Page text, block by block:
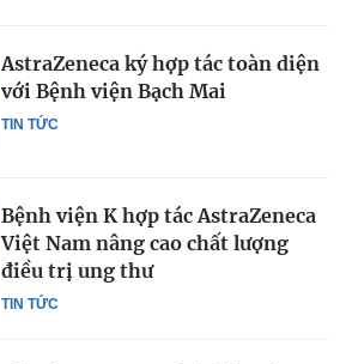
TIN TỨC
AstraZeneca ký hợp tác toàn diện
với Bệnh viện Bạch Mai
TIN TỨC
Bệnh viện K hợp tác AstraZeneca
Việt Nam nâng cao chất lượng
điều trị ung thư